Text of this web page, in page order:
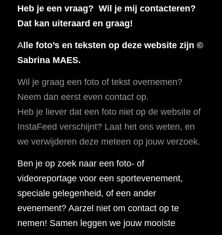
Heb je een vraag? Wil je mij contacteren?
Dat kan uiteraard en graag!
A lle foto’s en teksten op deze website zijn ©
Sabrina MAES.
Wil je graag een foto of tekst overnemen?
Neem dan eerst even contact op.
Heb je liever dat een foto niet op de website of
InstaFeed verschijnt? Laat het ons weten, en
we verwijderen deze meteen op jouw verzoek.
Ben je op zoek naar een foto- of
videoreportage voor een sportevenement,
speciale gelegenheid, of een ander
evenement? Aarzel niet om contact op te
nemen! Samen leggen we jouw mooiste